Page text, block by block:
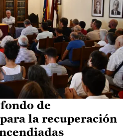
de
la recuperación